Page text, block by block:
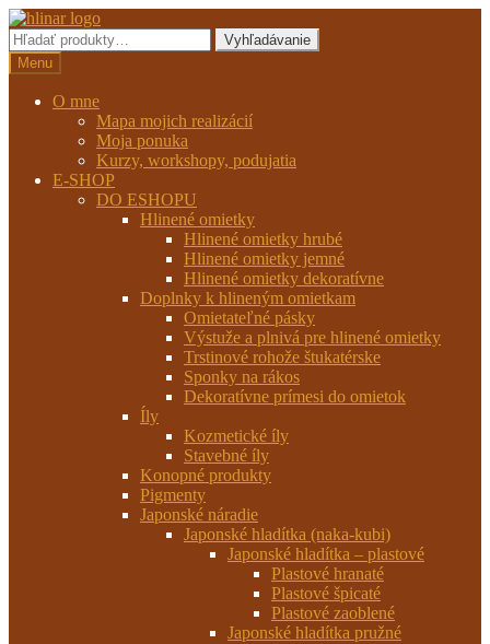
Preskočiť
na
navigáciu
Preskočiť
na
obsah
Hľadať:
Vyhľadávanie
Menu
O mne
Mapa mojich realizácií
Moja ponuka
Kurzy, workshopy, podujatia
E-SHOP
DO ESHOPU
Hlinené omietky
Hlinené omietky hrubé
Hlinené omietky jemné
Hlinené omietky dekoratívne
Doplnky k hlineným omietkam
Omietateľné pásky
Výstuže a plnivá pre hlinené omietky
Trstinové rohože štukatérske
Sponky na rákos
Dekoratívne prímesi do omietok
Íly
Kozmetické íly
Stavebné íly
Konopné produkty
Pigmenty
Japonské náradie
Japonské hladítka (naka-kubi)
Japonské hladítka – plastové
Plastové hranaté
Plastové špicaté
Plastové zaoblené
Japonské hladítka pružné